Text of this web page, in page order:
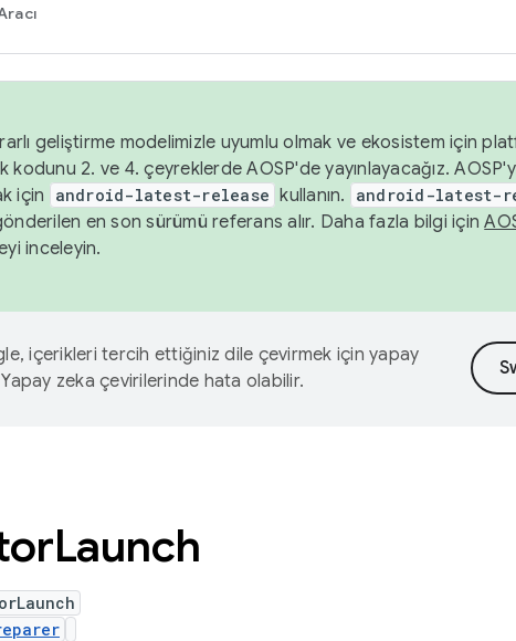
geliştirme modelimizle uyumlu olmak ve ekosistem için
kodunu 2. ve 4. çeyreklerde AOSP'de yayınlayacağız.
için
android-latest-release kullanın. android-latest-
en son sürümü referans alır. Daha fazla bilgi için
inceleyin.
içerikleri tercih ettiğiniz dile çevirmek için yapay
zeka çevirilerinde hata olabilir.
Launch